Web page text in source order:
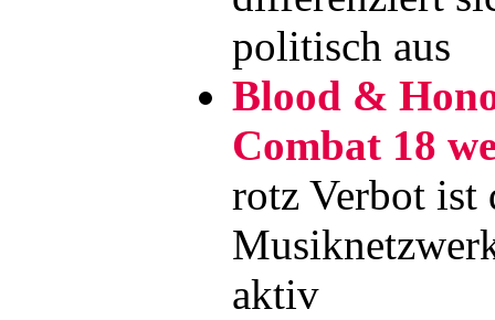
politisch aus
Blood &
Combat 18
rotz Verbot ist
aktiv